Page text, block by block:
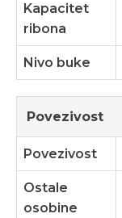
Kapacitet
ribona
Nivo buke
Povezivost
Povezivost
Ostale
osobine